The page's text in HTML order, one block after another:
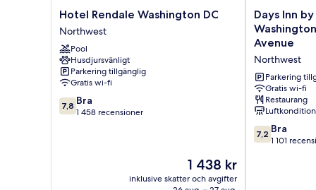
Hotel
Rendale
Washington
DC
Northwest
Hotel Rendale Washington DC
Northwest
Pool
Husdjursvänligt
Parkering tillgänglig
Gratis wi-fi
7.8
av
7,8 Bra
1 458 recensioner
Priset
är
1 438 kr
1 438 kr
inklusive skatter och avgifter
Days
Inn
by
Wyndham
Washington
DC/
Avenue
Northwest
Days Inn
Avenue
Northwest
Parkering
Gratis wi-fi
Restaurang
7.2
av
1 101
7,2 Bra
1 101